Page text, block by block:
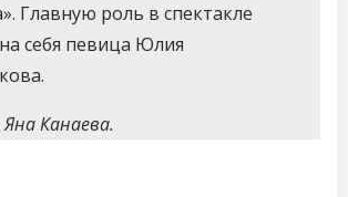
Главную роль в спектакле
себя певица Юлия
Яна Канаева.